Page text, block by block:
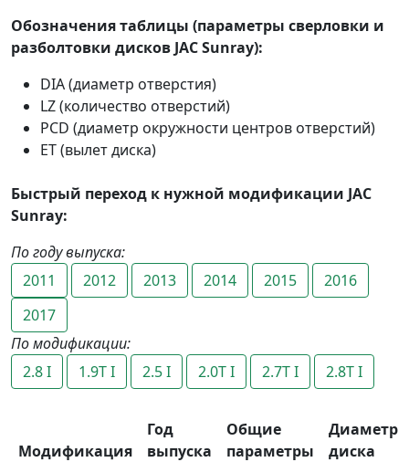
Обозначения таблицы (параметры сверловки и
разболтовки дисков JAC Sunray):
DIA (диаметр отверстия)
LZ (количество отверстий)
PCD (диаметр окружности центров отверстий)
ET (вылет диска)
Быстрый переход к нужной модификации JAC
Sunray:
По году выпуска:
2011
2012 2013 2014 2015
2016
2017
По модификации:
2.8 I
1.9T I 2.5 I 2.0T I 2.7T I 2.8T I
Модификация
Год
выпуска
Общие
параметры
Диаметр
диска